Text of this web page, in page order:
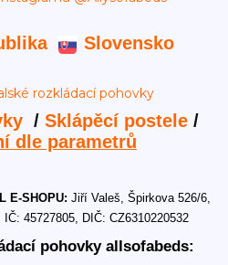
Slovensko
/ Sklápěcí postele/
dle parametrů
E-SHOPU:Jiří Valeš, Špirkova 526/6,
45727805, DIČ: CZ6310220532
pohovky allsofabeds: